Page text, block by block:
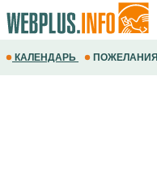
КАЛЕНДАРЬ ПОЖЕЛАНИЯ